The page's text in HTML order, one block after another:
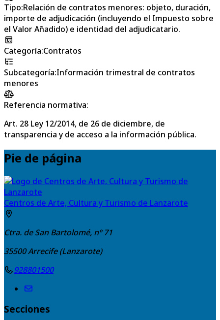
Tipo:Relación de contratos menores: objeto, duración,
importe de adjudicación (incluyendo el Impuesto sobre
el Valor Añadido) e identidad del adjudicatario.
Categoría:Contratos
Subcategoría:Información trimestral de contratos
menores
Referencia normativa:
Art. 28 Ley 12/2014, de 26 de diciembre, de
transparencia y de acceso a la información pública.
Pie de página
Centros de Arte, Cultura y Turismo de Lanzarote
Ctra. de San Bartolomé, nº 71
35500Arrecife (Lanzarote)
928801500
Secciones